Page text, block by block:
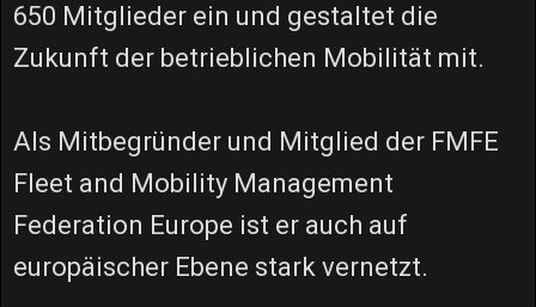
650 Mitglieder ein und gestaltet die
Zukunft der betrieblichen Mobilität mit.
Als Mitbegründer und Mitglied der FMFE
Fleet and Mobility Management
Federation Europe ist er auch auf
europäischer Ebene stark vernetzt.